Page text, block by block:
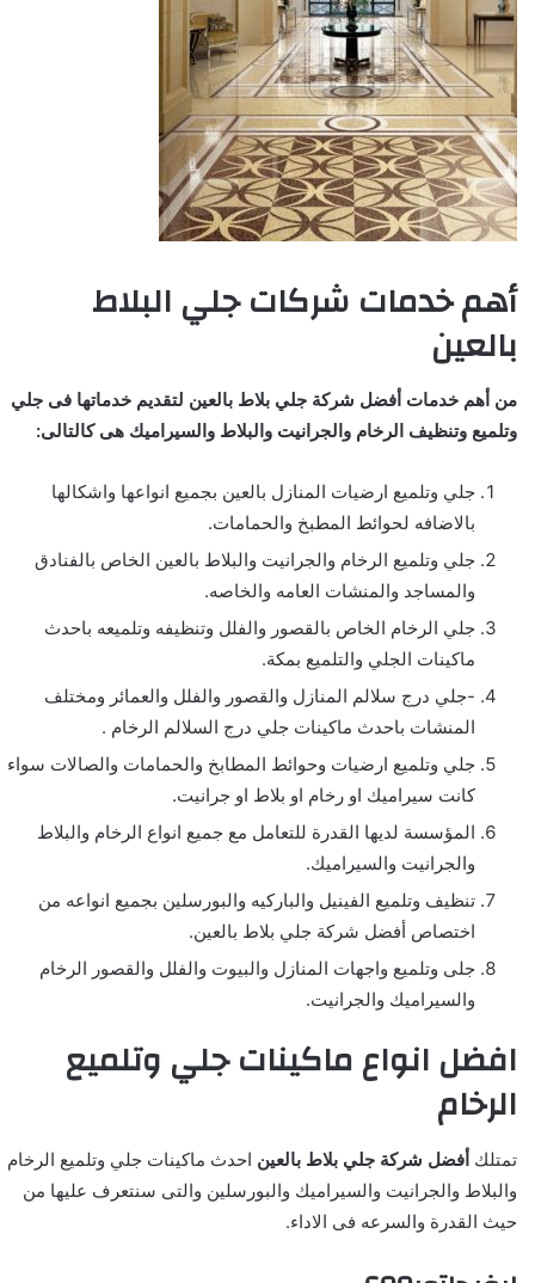
أهم خدمات شركات جلي البلاط
بالعين
من أهم خدمات أفضل شركة جلي بلاط بالعين لتقديم خدماتها فى جلي
وتلميع وتنظيف الرخام والجرانيت والبلاط والسيراميك هى كالتالى:
جلي وتلميع ارضيات المنازل بالعين بجميع انواعها واشكالها
بالاضافه لحوائط المطبخ والحمامات.
جلي وتلميع الرخام والجرانيت والبلاط بالعين الخاص بالفنادق
والمساجد والمنشات العامه والخاصه.
جلي الرخام الخاص بالقصور والفلل وتنظيفه وتلميعه باحدث
ماكينات الجلي والتلميع بمكة.
-جلي درج سلالم المنازل والقصور والفلل والعمائر ومختلف
المنشات باحدث ماكينات جلي درج السلالم الرخام .
جلي وتلميع ارضيات وحوائط المطابخ والحمامات والصالات سواء
كانت سيراميك او رخام او بلاط او جرانيت.
المؤسسة لديها القدرة للتعامل مع جميع انواع الرخام والبلاط
والجرانيت والسيراميك.
تنظيف وتلميع الفينيل والباركيه والبورسلين بجميع انواعه من
اختصاص أفضل شركة جلي بلاط بالعين.
جلى وتلميع واجهات المنازل والبيوت والفلل والقصور الرخام
والسيراميك والجرانيت.
افضل انواع ماكينات جلي وتلميع
الرخام
تمتلك أفضل شركة جلي بلاط بالعين احدث ماكينات جلي وتلميع الرخام
والبلاط والجرانيت والسيراميك والبورسلين والتى سنتعرف عليها من
حيث القدرة والسرعه فى الاداء.